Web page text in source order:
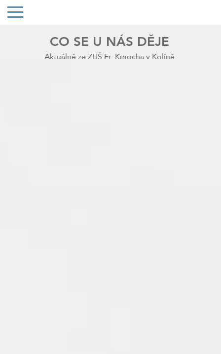
CO SE U NÁS DĚJE
Aktuálně ze ZUŠ Fr. Kmocha v Kolíně